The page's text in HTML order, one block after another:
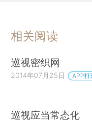
相关阅读
巡视密织网
2014年07月25日 APP打
巡视应当常态化